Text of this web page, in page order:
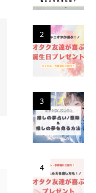
2
3
4